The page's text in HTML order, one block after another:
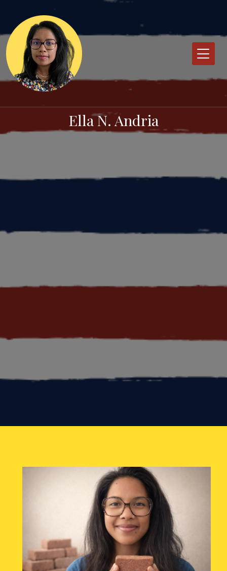
content
Ella N. Andria